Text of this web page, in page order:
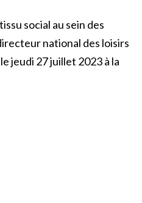
social au sein des
national des loisirs
jeudi 27 juillet 2023 à la